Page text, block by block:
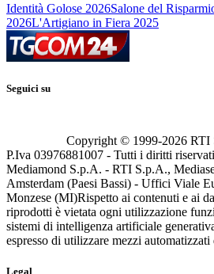
Identità Golose 2026Salone del
2026L'Artigiano in Fiera 2025
Seguici su
Copyright © 1999-2026 RTI
P.Iva 03976881007 - Tutti i diritti
Mediamond S.p.A. - RTI S.p.A.,
Amsterdam (Paesi Bassi) - Uffici Viale
Monzese (MI)Rispetto ai contenuti e ai
riprodotti è vietata ogni utilizzazione
sistemi di intelligenza artificiale
espresso di utilizzare mezzi automatizzati
Legal